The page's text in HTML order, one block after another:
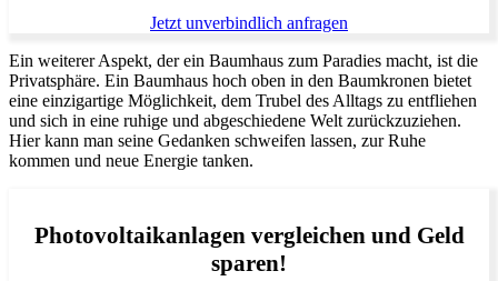
Jetzt unverbindlich anfragen
Ein weiterer Aspekt, der ein Baumhaus zum Paradies macht, ist die
Privatsphäre. Ein Baumhaus hoch oben in den Baumkronen bietet
eine einzigartige Möglichkeit, dem Trubel des Alltags zu entfliehen
und sich in eine ruhige und abgeschiedene Welt zurückzuziehen.
Hier kann man seine Gedanken schweifen lassen, zur Ruhe
kommen und neue Energie tanken.
Photovoltaikanlagen vergleichen und Geld
sparen!